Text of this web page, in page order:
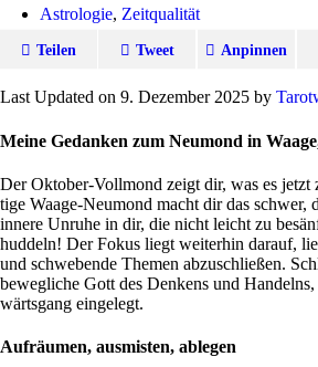
Astrologie, Zeitqualität
Teilen Tweet Anpinnen
Last Updated on 9. Dezember 2025 by
Meine Gedanken zum Neumond in
Der Oktober-Voll­mond zeigt dir, was es
tige Waage-Neu­mond macht dir das schwer,
innere Unruhe in dir, die nicht leicht zu
hud­deln! Der Fokus liegt wei­terhin darauf,
und schwe­bende Themen abzu­schließen.
beweg­liche Gott des Den­kens und
wärts­gang eingelegt.
Aufräumen, ausmisten, ablegen